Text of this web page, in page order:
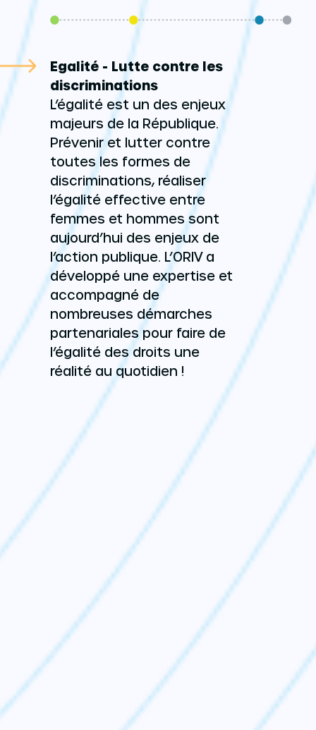
Egalité - Lutte contre les
discriminations
L’égalité est un des enjeux
majeurs de la République.
Prévenir et lutter contre
toutes les formes de
discriminations, réaliser
l’égalité effective entre
femmes et hommes sont
aujourd’hui des enjeux de
l’action publique. L’ORIV a
développé une expertise et
accompagné de
nombreuses démarches
partenariales pour faire de
l’égalité des droits une
réalité au quotidien !